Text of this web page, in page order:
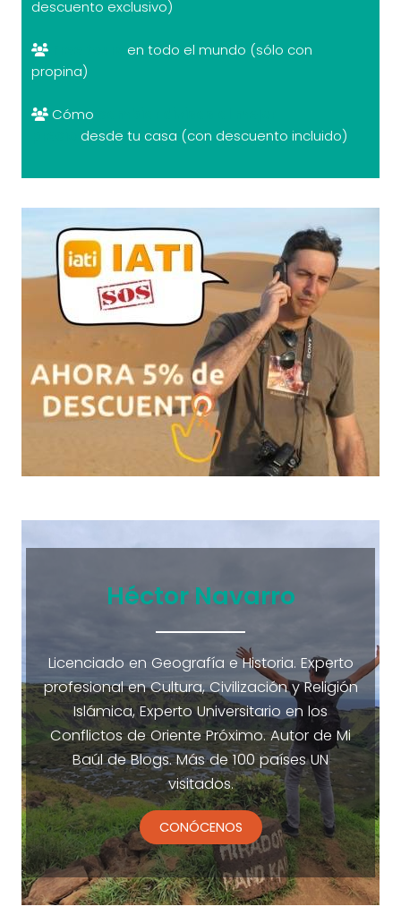
descuento exclusivo)
en todo el mundo (sólo con
propina)
Cómo
desde tu casa (con descuento incluido)
Héctor Navarro
Licenciado en Geografía e Historia. Experto
profesional en Cultura, Civilización y Religión
Islámica, Experto Universitario en los
Conflictos de Oriente Próximo. Autor de Mi
Baúl de Blogs. Más de 100 países UN
visitados.
CONÓCENOS